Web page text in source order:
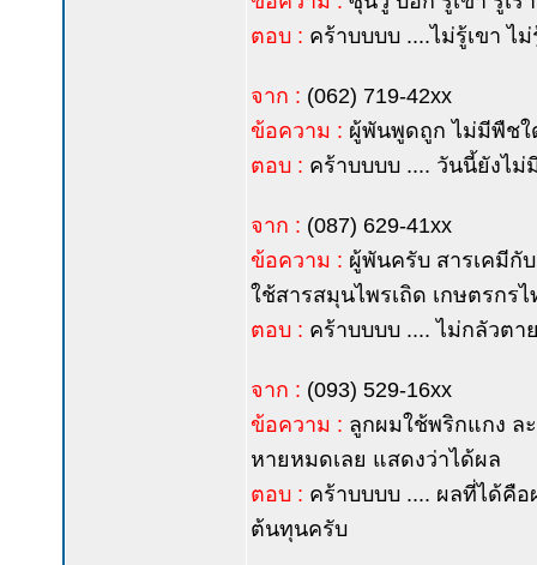
ตอบ : คร้าบบบบ ....ไม่รู้เขา ไ
จาก : (062) 719-42xx
ข้อความ : ผู้พันพูดถูก ไม่มีพืชใ
ตอบ : คร้าบบบบ .... วันนี้ยังไม่
จาก : (087) 629-41xx
ข้อความ : ผู้พันครับ สารเคมีกั
ใช้สารสมุนไพรเถิด เกษตรกรไ
ตอบ : คร้าบบบบ .... ไม่กลัวตา
จาก : (093) 529-16xx
ข้อความ : ลูกผมใช้พริกแกง ล
หายหมดเลย แสดงว่าได้ผล
ตอบ : คร้าบบบบ .... ผลที่ได้คื
ต้นทุนครับ